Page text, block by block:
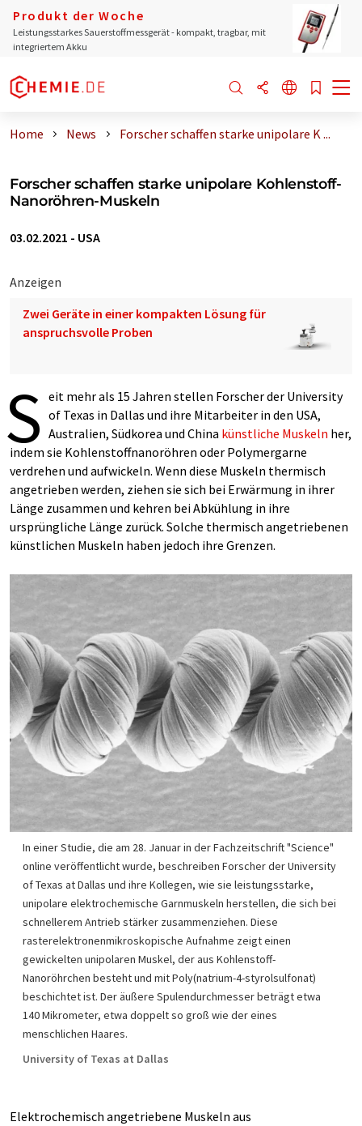
Produkt der Woche
Leistungsstarkes Sauerstoffmessgerät - kompakt, tragbar, mit
integriertem Akku
Home News Forscher schaffen starke unipolare K ...
Forscher schaffen starke unipolare Kohlenstoff-
Nanoröhren-Muskeln
03.02.2021 - USA
Anzeigen
Zwei Geräte in einer kompakten Lösung für
anspruchsvolle Proben
S eit mehr als 15 Jahren stellen Forscher der University
of Texas in Dallas und ihre Mitarbeiter in den USA,
Australien, Südkorea und China künstliche Muskeln her,
indem sie Kohlenstoffnanoröhren oder Polymergarne
verdrehen und aufwickeln. Wenn diese Muskeln thermisch
angetrieben werden, ziehen sie sich bei Erwärmung in ihrer
Länge zusammen und kehren bei Abkühlung in ihre
ursprüngliche Länge zurück. Solche thermisch angetriebenen
künstlichen Muskeln haben jedoch ihre Grenzen.
In einer Studie, die am 28. Januar in der Fachzeitschrift "Science"
online veröffentlicht wurde, beschreiben Forscher der University
of Texas at Dallas und ihre Kollegen, wie sie leistungsstarke,
unipolare elektrochemische Garnmuskeln herstellen, die sich bei
schnellerem Antrieb stärker zusammenziehen. Diese
rasterelektronenmikroskopische Aufnahme zeigt einen
gewickelten unipolaren Muskel, der aus Kohlenstoff-
Nanoröhrchen besteht und mit Poly(natrium-4-styrolsulfonat)
beschichtet ist. Der äußere Spulendurchmesser beträgt etwa
140 Mikrometer, etwa doppelt so groß wie der eines
menschlichen Haares.
University of Texas at Dallas
Elektrochemisch angetriebene Muskeln aus